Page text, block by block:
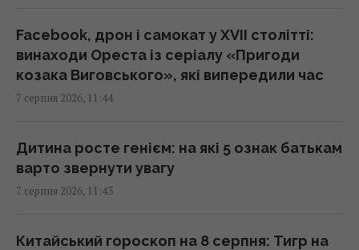
11:39 п'ятниця, 07 серпня 2026
Що таке 001k.bot сьогодні: від Telegram-
інтерфейсу до повноцінної web-платформи
Російська еліта боїться ФСБ, яка дедалі
більше виходить з-під контролю, -
11:26 п'ятниця, 07 серпня 2026
Facebook, дрон і самокат у XVII столітті:
винаходи Ореста із серіалу «Пригоди
козака Виговського», які випередили час
7 серпня 2026, 11:44
Дитина росте генієм: на які 5 ознак батькам
варто звернути увагу
7 серпня 2026, 11:43
Китайський гороскоп на 8 серпня: Тигр на